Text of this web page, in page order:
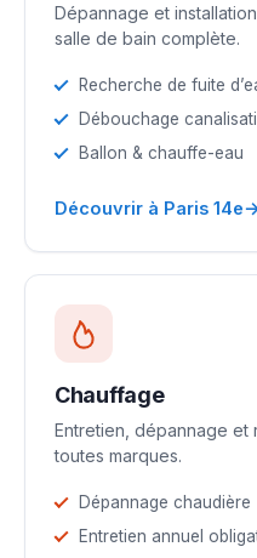
Dépannage et
salle de bain complète.
Recherche de fuite
Débouchage
Ballon & chauffe-eau
Découvrir à Paris 14e
Chauffage
Entretien, dépannage et
toutes marques.
Dépannage chaudière
Entretien annuel